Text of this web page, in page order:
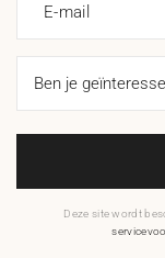
E-mail
Deze site wordt